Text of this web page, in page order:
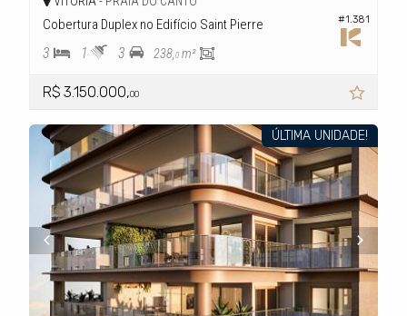
#1.381
Cobertura Duplex no Edifício Saint Pierre
3 1 3 238,0 m²
R$ 3.150.000,00
ÚLTIMA UNIDADE!